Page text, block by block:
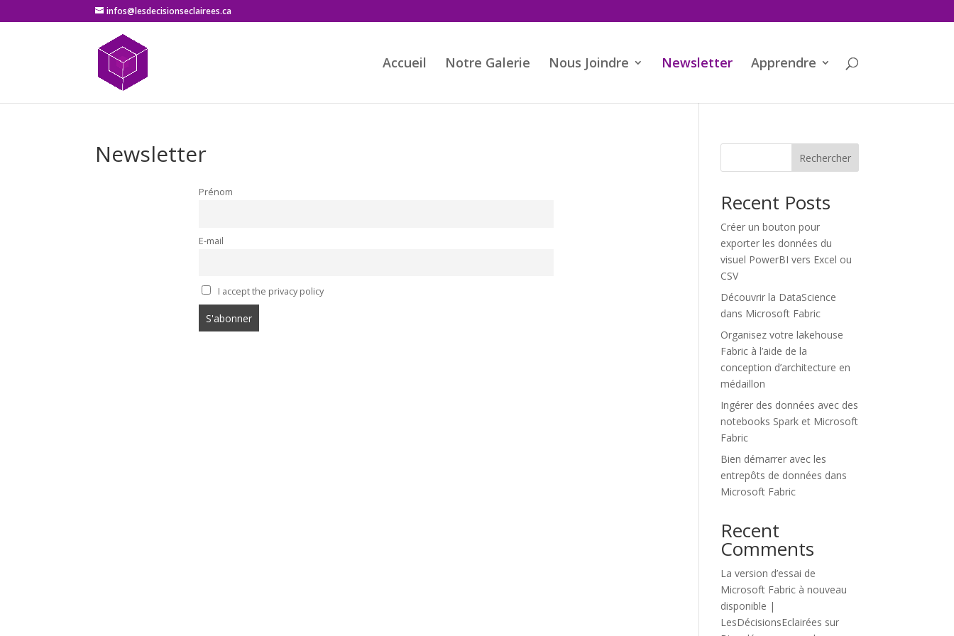
infos@lesdecisionseclairees.ca
Accueil Notre Galerie Nous Joindre Newsletter Apprendre
Newsletter
Prénom
E-mail
I accept the privacy policy
Rechercher
Recent Posts
Créer un bouton pour
exporter les données du
visuel PowerBI vers Excel ou
CSV
Découvrir la DataScience
dans Microsoft Fabric
Organisez votre lakehouse
Fabric à l’aide de la
conception d’architecture en
médaillon
Ingérer des données avec des
notebooks Spark et Microsoft
Fabric
Bien démarrer avec les
entrepôts de données dans
Microsoft Fabric
Recent
Comments
La version d’essai de
Microsoft Fabric à nouveau
disponible |
LesDécisionsEclairées sur